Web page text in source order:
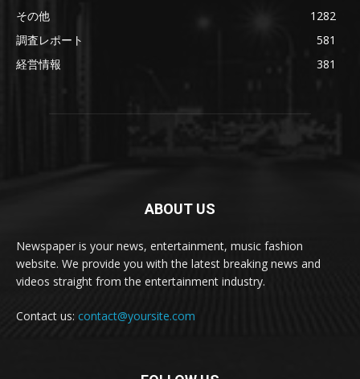
その他
1282
調査レポート
581
経営情報
381
ABOUT US
Newspaper is your news, entertainment, music fashion
website. We provide you with the latest breaking news and
videos straight from the entertainment industry.
Contact us: contact@yoursite.com